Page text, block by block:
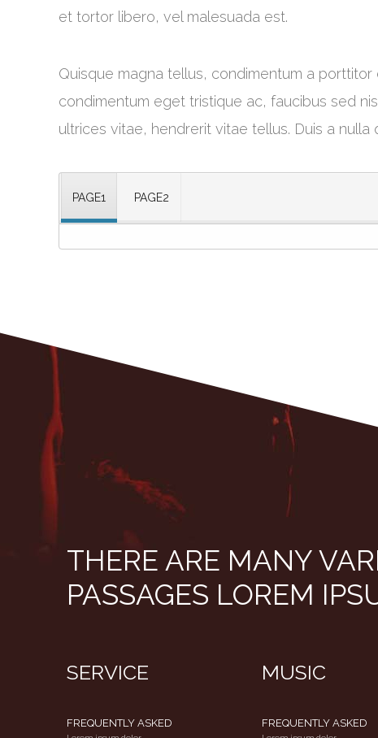
et tortor libero, vel malesuada est.
Quisque magna tellus, condimentum a
condimentum eget tristique ac, faucibus sed
ultrices vitae, hendrerit vitae tellus. Duis a nulla
PAGE1 PAGE2
THERE ARE MANY
PASSAGES LOREM
SERVICE
FREQUENTLY ASKED
MUSIC
FREQUENTLY ASKED